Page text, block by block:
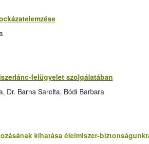
felügyelet szolgálatában
Dr. Barna Sarolta, Bódi Barbara
kihatása élelmiszer-